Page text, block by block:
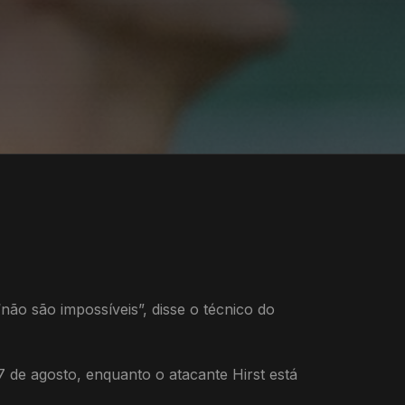
são impossíveis”, disse o técnico do
agosto, enquanto o atacante Hirst está